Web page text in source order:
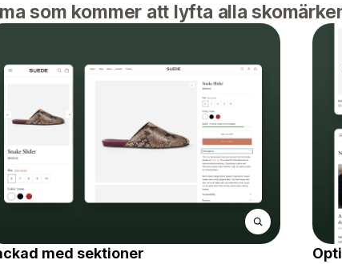
som kommer att lyfta alla
med sektioner